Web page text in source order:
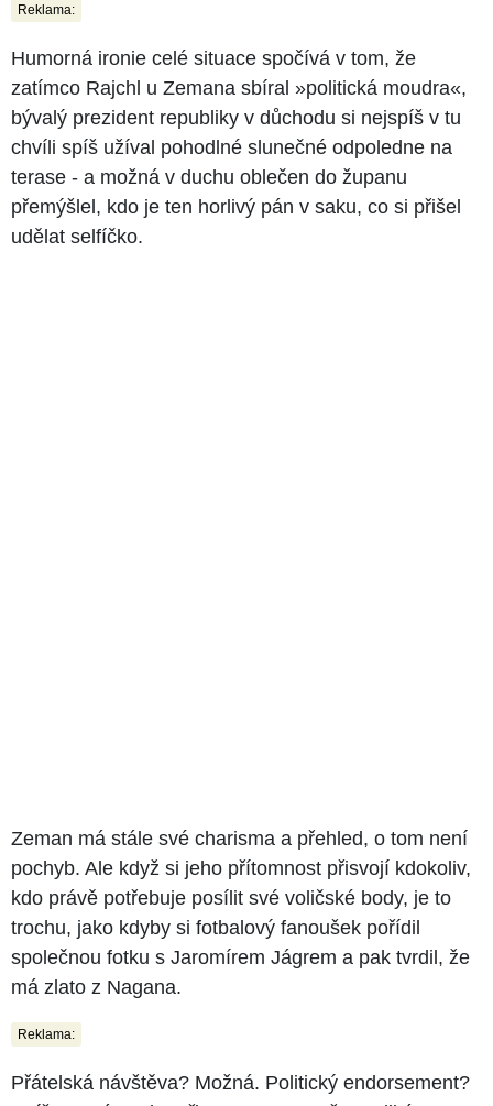
Reklama:
Humorná ironie celé situace spočívá v tom, že
zatímco Rajchl u Zemana sbíral »politická moudra«,
bývalý prezident republiky v důchodu si nejspíš v tu
chvíli spíš užíval pohodlné slunečné odpoledne na
terase - a možná v duchu oblečen do županu
přemýšlel, kdo je ten horlivý pán v saku, co si přišel
udělat selfíčko.
Zeman má stále své charisma a přehled, o tom není
pochyb. Ale když si jeho přítomnost přisvojí kdokoliv,
kdo právě potřebuje posílit své voličské body, je to
trochu, jako kdyby si fotbalový fanoušek pořídil
společnou fotku s Jaromírem Jágrem a pak tvrdil, že
má zlato z Nagana.
Reklama:
Přátelská návštěva? Možná. Politický endorsement?